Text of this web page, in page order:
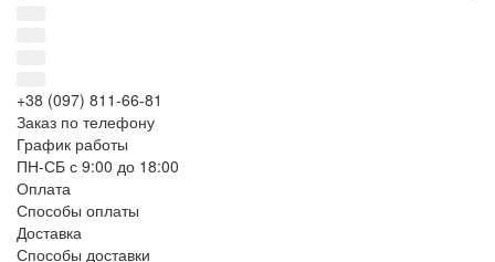
+38 (097) 811-66-81
Заказ по телефону
График работы
ПН-СБ с 9:00 до 18:00
Оплата
Способы оплаты
Доставка
Способы доставки